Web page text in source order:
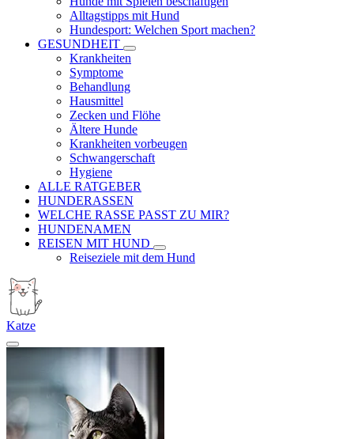
Alltagstipps mit Hund
Hundesport: Welchen Sport machen?
GESUNDHEIT
Krankheiten
Symptome
Behandlung
Hausmittel
Zecken und Flöhe
Ältere Hunde
Krankheiten vorbeugen
Schwangerschaft
Hygiene
ALLE RATGEBER
HUNDERASSEN
WELCHE RASSE PASST ZU MIR?
HUNDENAMEN
REISEN MIT HUND
Reiseziele mit dem Hund
Katze